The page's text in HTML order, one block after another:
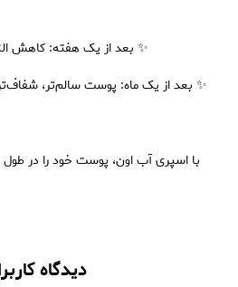
✨ بعد از یک هفته: کاهش
✨ بعد از یک ماه: پوست سالم‌تر،
با اسپری آب اون، پوست خود را در طول
دیدگاه